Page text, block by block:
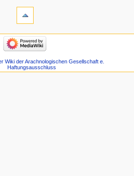
Wiki der Arachnologischen Gesellschaft e.
Haftungsausschluss